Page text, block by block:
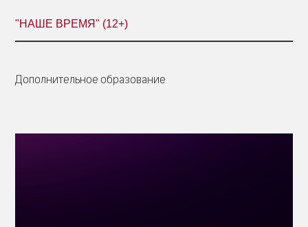
"НАШЕ ВРЕМЯ" (12+)
Дополнительное образование